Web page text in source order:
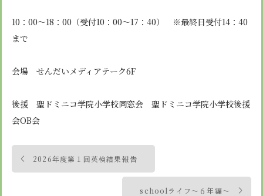
10：00～18：00（受付10：00～17：40） ※最終日受付14：40
まで
会場 せんだいメディアテーク6F
後援 聖ドミニコ学院小学校同窓会 聖ドミニコ学院小学校後援
会OB会
投
稿
2026年度第１回英検結果報告
schoolライフ～６年編～